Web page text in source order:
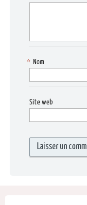
Nom
*
Site web